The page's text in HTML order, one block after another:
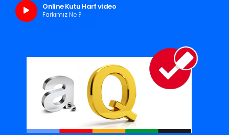
Online Kutu Harf video
Farkımız Ne ?